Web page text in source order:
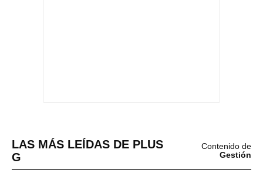
LAS MÁS LEÍDAS DE PLUS
G
Contenido de
Gestión